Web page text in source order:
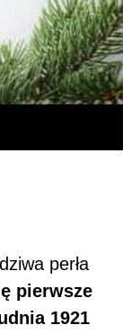
perła
pierwsze
1921